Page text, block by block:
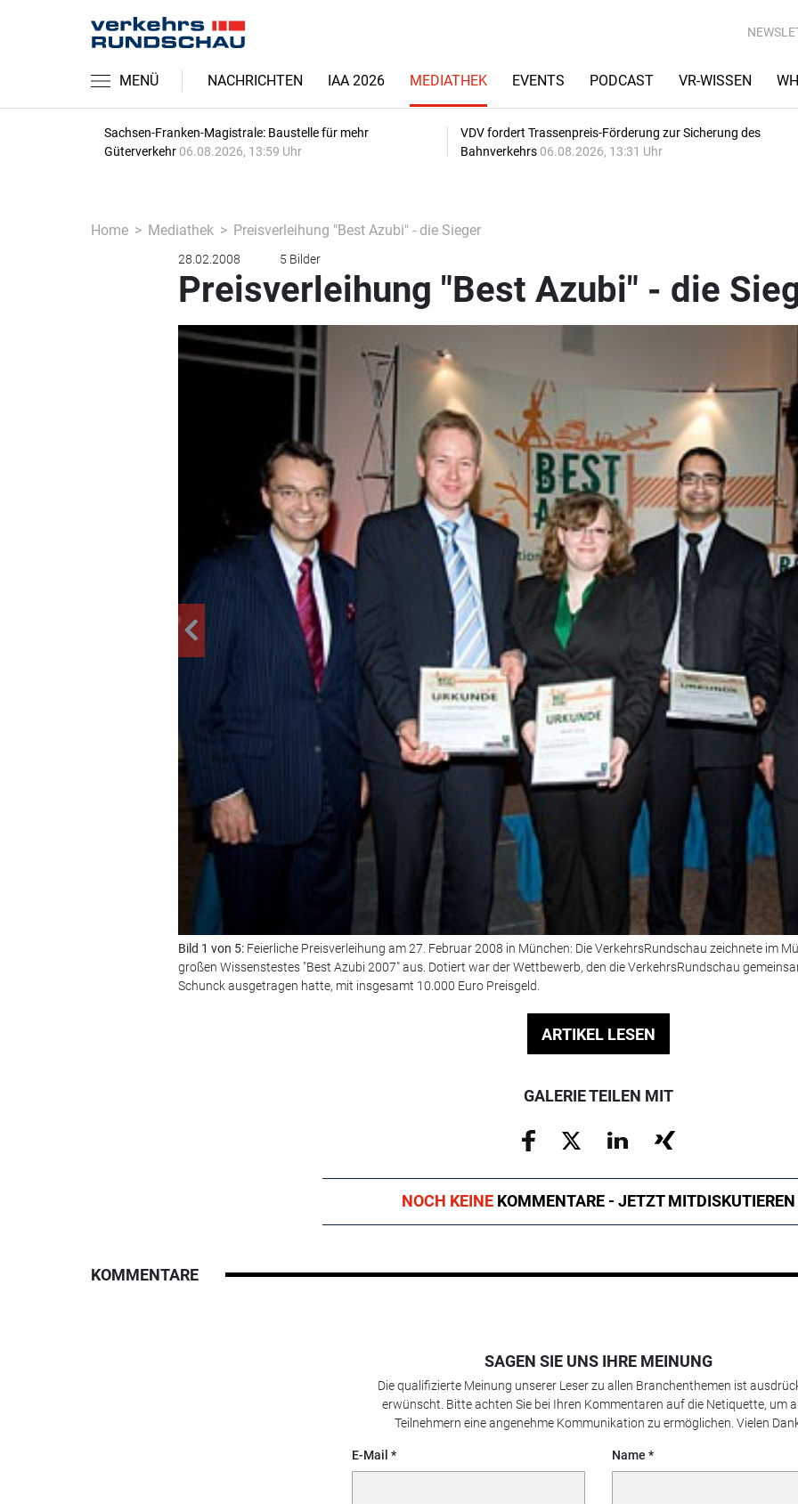
MENÜ NACHRICHTEN IAA 2026 MEDIATHEK EVENTS PODCAST VR-WISSEN
Sachsen-Franken-Magistrale: Baustelle für mehr
Güterverkehr 06.08.2026, 13:59 Uhr
VDV fordert Trassenpreis-Förderung zur Sicherung des
Bahnverkehrs 06.08.2026, 13:31 Uhr
Home Mediathek Preisverleihung "Best Azubi" - die Sieger
28.02.2008 5 Bilder
Preisverleihung "Best Azubi" - die
Bild 1 von 5: Feierliche Preisverleihung am 27. Februar 2008 in München: Die VerkehrsRundschau zeichnete im
großen Wissenstestes "Best Azubi 2007" aus. Dotiert war der Wettbewerb, den die VerkehrsRundschau
Schunck ausgetragen hatte, mit insgesamt 10.000 Euro Preisgeld.
ARTIKEL LESEN
GALERIE TEILEN MIT
NOCH KEINE KOMMENTARE - JETZT MITDISKUTIEREN
KOMMENTARE
SAGEN SIE UNS IHRE MEINUNG
Die qualifizierte Meinung unserer Leser zu allen Branchenthemen ist
erwünscht. Bitte achten Sie bei Ihren Kommentaren auf die Netiquette, um
Teilnehmern eine angenehme Kommunikation zu ermöglichen. Vielen
E-Mail Name